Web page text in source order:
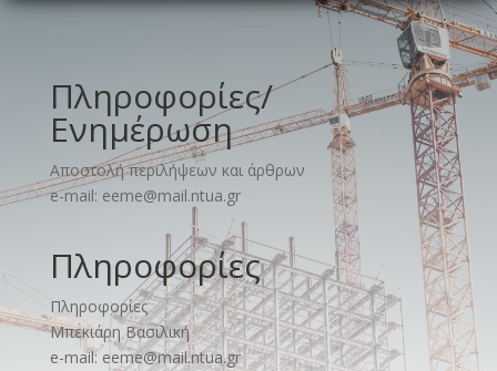
Πληροφορίες/
Ενημέρωση
Αποστολή περιλήψεων και άρθρων
e-mail: eeme@mail.ntua.gr
Πληροφορίες
Πληροφορίες
Μπεκιάρη Βασιλική
e-mail: eeme@mail.ntua.gr